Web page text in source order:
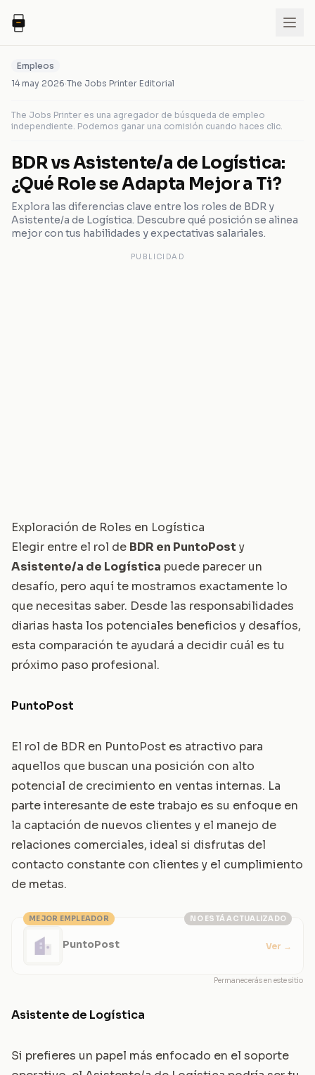
Empleos
14 may 2026·The Jobs Printer Editorial
The Jobs Printer es una agregador de búsqueda de empleo
independiente. Podemos ganar una comisión cuando haces clic.
BDR vs Asistente/a de Logística:
¿Qué Role se Adapta Mejor a Ti?
Explora las diferencias clave entre los roles de BDR y
Asistente/a de Logística. Descubre qué posición se alinea
mejor con tus habilidades y expectativas salariales.
PUBLICIDAD
Exploración de Roles en Logística
Elegir entre el rol de BDR en PuntoPost y
Asistente/a de Logística puede parecer un
desafío, pero aquí te mostramos exactamente lo
que necesitas saber. Desde las responsabilidades
diarias hasta los potenciales beneficios y desafíos,
esta comparación te ayudará a decidir cuál es tu
próximo paso profesional.
PuntoPost
El rol de BDR en PuntoPost es atractivo para
aquellos que buscan una posición con alto
potencial de crecimiento en ventas internas. La
parte interesante de este trabajo es su enfoque en
la captación de nuevos clientes y el manejo de
relaciones comerciales, ideal si disfrutas del
contacto constante con clientes y el cumplimiento
de metas.
NO ESTÁ ACTUALIZADO
MEJOR EMPLEADOR
PuntoPost Ver →
Permanecerás en este sitio
Asistente de Logística
Si prefieres un papel más enfocado en el soporte